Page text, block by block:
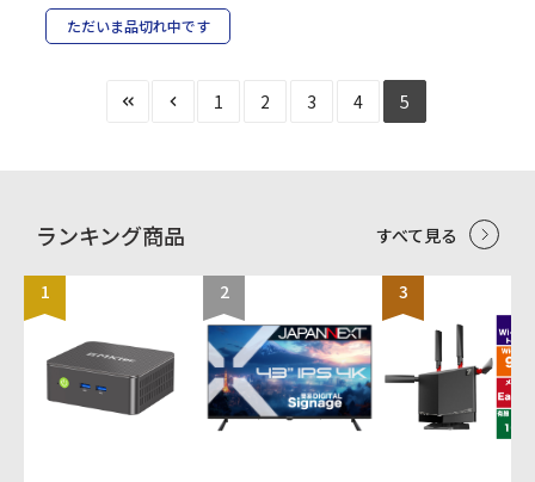
T568A/T568B) サイズ
W36mm×D141mm×H24mm 重量 55ｇ
動作環境 ケーブル長さ：0.5m～100mま
ただいま品切れ中です
1 2 3 4 5
ランキング商品 すべて見る
1 2 3